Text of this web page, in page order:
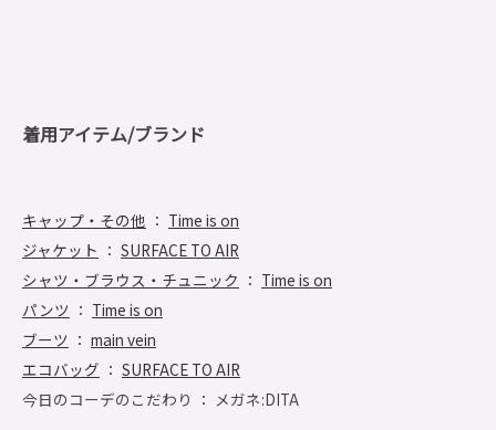
着用アイテム/ブランド
キャップ・その他 ： Time is on
ジャケット ： SURFACE TO AIR
シャツ・ブラウス・チュニック ： Time is on
パンツ ： Time is on
ブーツ ： main vein
エコバッグ ： SURFACE TO AIR
今日のコーデのこだわり ： メガネ:DITA